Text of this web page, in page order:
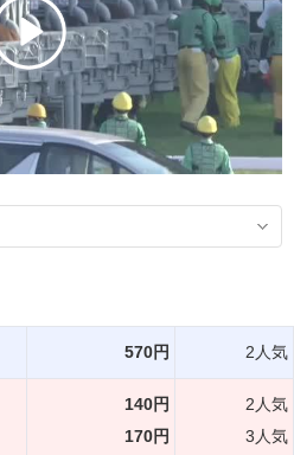
570円 2人気
140円
170円
2人気
3人気